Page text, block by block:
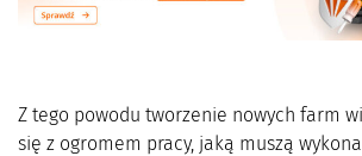
Z tego powodu tworzenie nowych farm
się z ogromem pracy, jaką muszą